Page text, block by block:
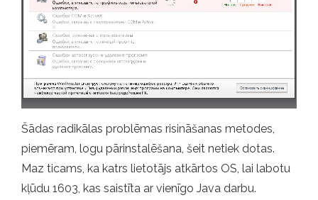
Šādas radikālas problēmas risināšanas metodes,
piemēram, logu pārinstalēšana, šeit netiek dotas.
Maz ticams, ka katrs lietotājs atkārtos OS, lai labotu
kļūdu 1603, kas saistīta ar vienīgo Java darbu.